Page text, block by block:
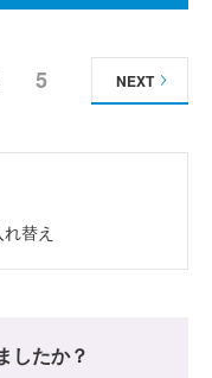
5 NEXT
替え
したか？